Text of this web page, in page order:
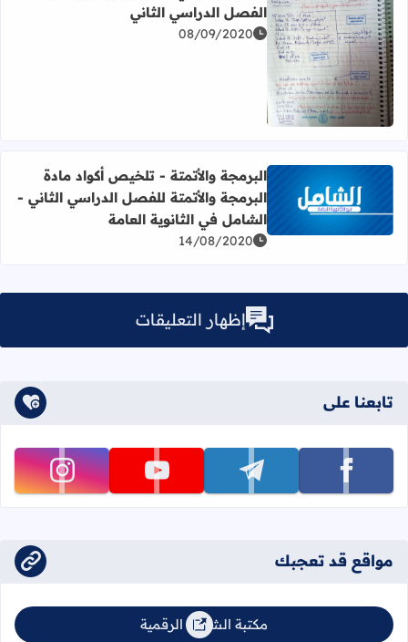
اقرأ المزيد عن البرمجة والأتمتة - شرح أكواد الموقع بشكل
الفصل الدراسي الثاني
08/09/2020
اقرأ المزيد عن البرمجة والأتمتة - تلخيص أكواد مادة
البرمجة والأتمتة - تلخيص أكواد مادة
البرمجة والأتمتة للفصل الدراسي الثاني -
الشامل في الثانوية العامة
14/08/2020
إظهار التعليقات
تابعنا على
تابعنا على facebook تابعنا على telegram تابعنا على youtube تابعنا على instagram
مواقع قد تعجبك
مكتبة الشامل الرقمية